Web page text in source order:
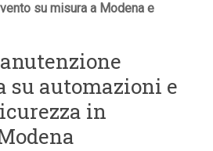
su misura a Modena e
su automazioni e
in